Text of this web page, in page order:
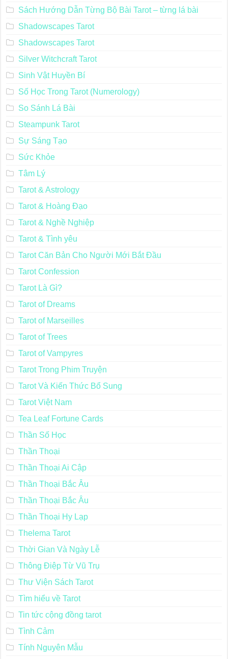
Sách Hướng Dẫn Từng Bộ Bài Tarot – từng lá bài
Shadowscapes Tarot
Shadowscapes Tarot
Silver Witchcraft Tarot
Sinh Vật Huyền Bí
Số Học Trong Tarot (Numerology)
So Sánh Lá Bài
Steampunk Tarot
Sự Sáng Tạo
Sức Khỏe
Tâm Lý
Tarot & Astrology
Tarot & Hoàng Đạo
Tarot & Nghề Nghiệp
Tarot & Tình yêu
Tarot Căn Bản Cho Người Mới Bắt Đầu
Tarot Confession
Tarot Là Gì?
Tarot of Dreams
Tarot of Marseilles
Tarot of Trees
Tarot of Vampyres
Tarot Trong Phim Truyện
Tarot Và Kiến Thức Bổ Sung
Tarot Việt Nam
Tea Leaf Fortune Cards
Thần Số Học
Thần Thoại
Thần Thoại Ai Cập
Thần Thoại Bắc Âu
Thần Thoại Bắc Âu
Thần Thoại Hy Lạp
Thelema Tarot
Thời Gian Và Ngày Lễ
Thông Điệp Từ Vũ Trụ
Thư Viện Sách Tarot
Tìm hiểu về Tarot
Tin tức cộng đồng tarot
Tình Cảm
Tính Nguyên Mẫu